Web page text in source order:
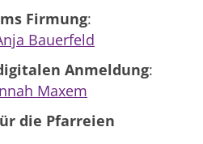
Firmung:
Bauerfeld
Anmeldung:
Maxem
die Pfarreien